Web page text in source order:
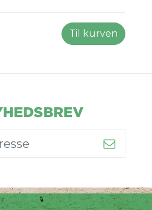
Til kurven